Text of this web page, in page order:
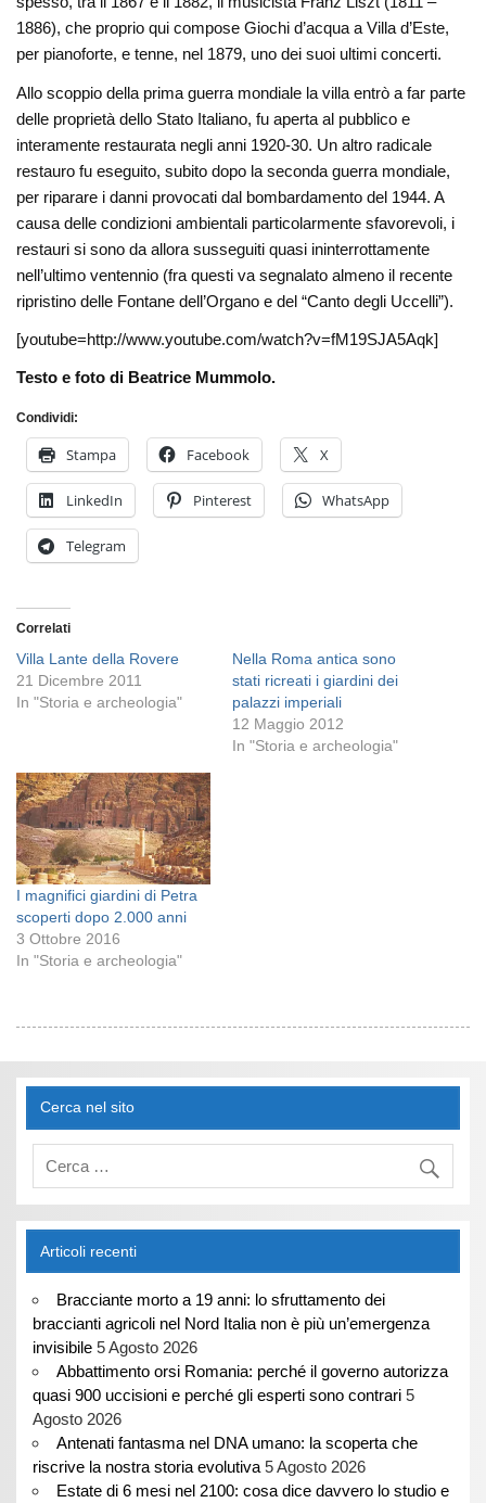
1886), che proprio qui compose Giochi d’acqua a Villa d’Este,
per pianoforte, e tenne, nel 1879, uno dei suoi ultimi concerti.
Allo scoppio della prima guerra mondiale la villa entrò a far parte
delle proprietà dello Stato Italiano, fu aperta al pubblico e
interamente restaurata negli anni 1920-30. Un altro radicale
restauro fu eseguito, subito dopo la seconda guerra mondiale,
per riparare i danni provocati dal bombardamento del 1944. A
causa delle condizioni ambientali particolarmente sfavorevoli, i
restauri si sono da allora susseguiti quasi ininterrottamente
nell’ultimo ventennio (fra questi va segnalato almeno il recente
ripristino delle Fontane dell’Organo e del “Canto degli Uccelli”).
[youtube=http://www.youtube.com/watch?v=fM19SJA5Aqk]
Testo e foto di Beatrice Mummolo.
Condividi:
Stampa Facebook X
LinkedIn Pinterest WhatsApp
Telegram
Correlati
Villa Lante della Rovere
21 Dicembre 2011
In "Storia e archeologia"
Nella Roma antica sono
stati ricreati i giardini dei
palazzi imperiali
12 Maggio 2012
In "Storia e archeologia"
I magnifici giardini di Petra
scoperti dopo 2.000 anni
3 Ottobre 2016
In "Storia e archeologia"
Cerca nel sito
Articoli recenti
Bracciante morto a 19 anni: lo sfruttamento dei
braccianti agricoli nel Nord Italia non è più un’emergenza
invisibile 5 Agosto 2026
Abbattimento orsi Romania: perché il governo autorizza
quasi 900 uccisioni e perché gli esperti sono contrari 5
Agosto 2026
Antenati fantasma nel DNA umano: la scoperta che
riscrive la nostra storia evolutiva 5 Agosto 2026
Estate di 6 mesi nel 2100: cosa dice davvero lo studio e